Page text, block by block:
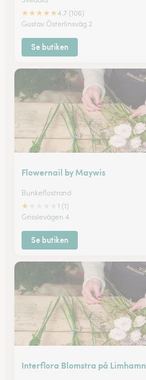
★★★★★4.7 (106)
Gustav Österlinsväg 2
Se butiken
Flowernail by Maywis
Bunkeflostrand
★
1 (1)
Grisslevägen 4
Se butiken
Interflora Blomstra på Limhamn